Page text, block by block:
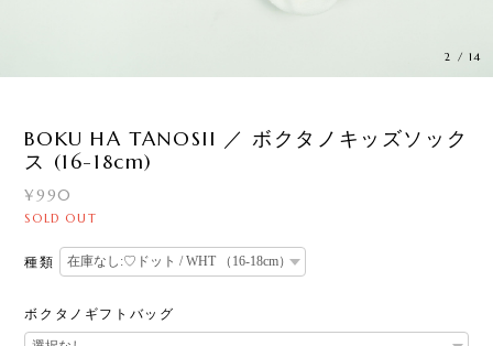
3 / 14
BOKU HA TANOSII ／ ボクタノキッズソック
ス (16-18cm)
¥990
SOLD OUT
種類
ボクタノギフトバッグ